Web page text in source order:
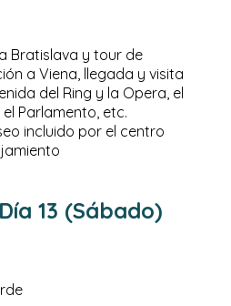
Bratislava y tour de
a Viena, llegada y visita
del Ring y la Opera, el
Parlamento, etc.
incluido por el centro
Día 13 (Sábado)